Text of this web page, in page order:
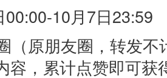
00:00-10月7日23:59
（原朋友圈，转发
容，累计点赞即可获